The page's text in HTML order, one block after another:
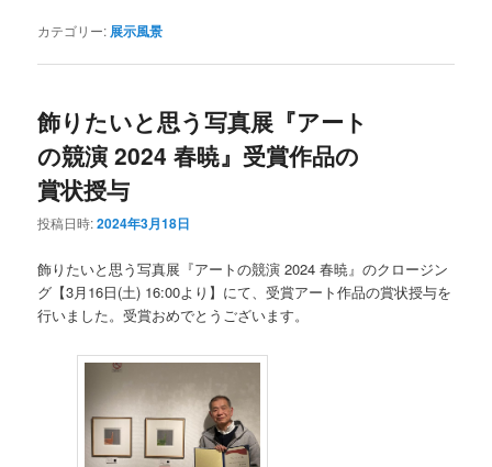
カテゴリー: 展示風景
飾りたいと思う写真展『アート
の競演 2024 春暁』受賞作品の
賞状授与
投稿日時:2024年3月18日
飾りたいと思う写真展『アートの競演 2024 春暁』のクロージン
グ【3月16日(土) 16:00より】にて、受賞アート作品の賞状授与を
行いました。受賞おめでとうございます。